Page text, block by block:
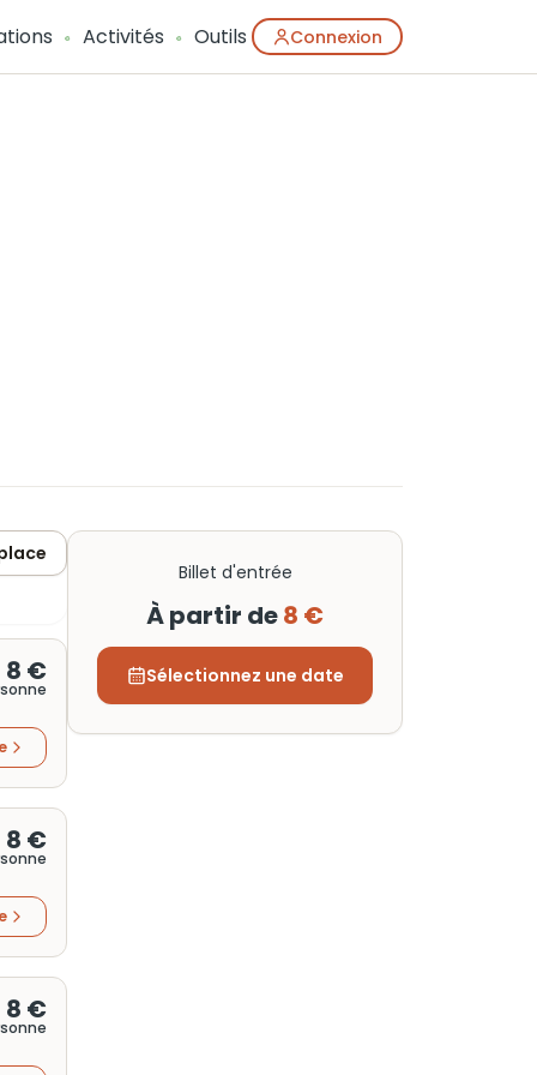
Activités Outils Connexion
8 €
8 €
8 €
Billet d'entrée
À partir de8 €
Sélectionnez une date